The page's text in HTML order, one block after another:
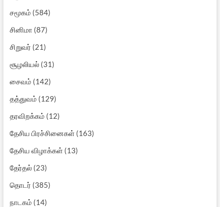
சமூகம் (584)
சினிமா (87)
சிறுவர் (21)
சூழலியல்(31)
சைவம் (142)
தத்துவம் (129)
தரவிறக்கம் (12)
தேசிய பிரச்சினைகள்(163)
தேசிய விழாக்கள்(13)
தேர்தல்(23)
தொடர் (385)
நாடகம் (14)